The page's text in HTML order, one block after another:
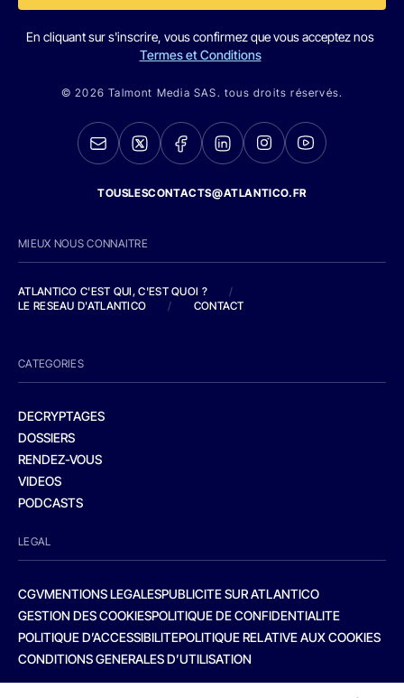
En cliquant sur s'inscrire, vous confirmez que vous acceptez nos
Termes et Conditions
© 2026 Talmont Media SAS. tous droits réservés.
TOUSLESCONTACTS@ATLANTICO.FR
MIEUX NOUS CONNAITRE
ATLANTICO C'EST QUI, C'EST QUOI ?
/
LE RESEAU D'ATLANTICO
/ CONTACT
CATEGORIES
DECRYPTAGES
DOSSIERS
RENDEZ-VOUS
VIDEOS
PODCASTS
LEGAL
CGVMENTIONS LEGALESPUBLICITE SUR ATLANTICO
GESTION DES COOKIESPOLITIQUE DE CONFIDENTIALITE
POLITIQUE D’ACCESSIBILITEPOLITIQUE RELATIVE AUX COOKIES
CONDITIONS GENERALES D’UTILISATION